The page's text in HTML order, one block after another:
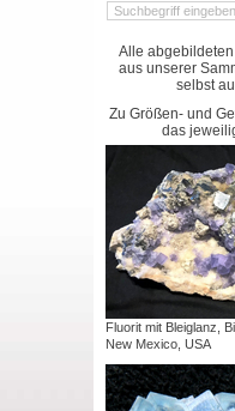
Alle
aus unserer
selbst
Zu Größen- und
das
Fluorit mit Bleiglanz,
New Mexico, USA